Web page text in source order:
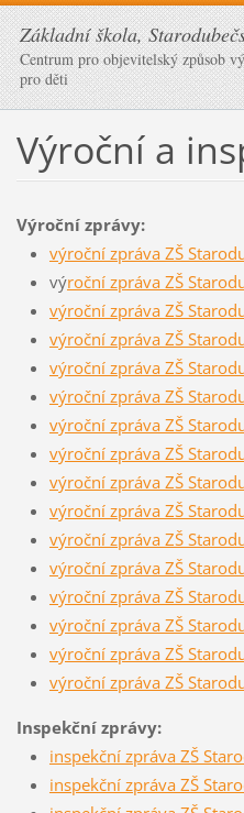
Základní škola,
Centrum pro objevitelský způsob
pro děti
Výroční a
Výroční zprávy:
výroční zpráva ZŠ
výroční zpráva ZŠ
výroční zpráva ZŠ
výroční zpráva ZŠ
výroční zpráva ZŠ
výroční zpráva ZŠ
výroční zpráva ZŠ
výroční zpráva ZŠ
výroční zpráva ZŠ
výroční zpráva ZŠ
výroční zpráva ZŠ
výroční zpráva ZŠ
výroční zpráva ZŠ
výroční zpráva ZŠ
výroční zpráva ZŠ
výroční zpráva ZŠ
Inspekční zprávy:
inspekční zpráva ZŠ
inspekční zpráva ZŠ